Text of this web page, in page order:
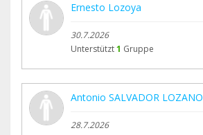
Ernesto Lozoya
30.7.2026
Unterstützt1 Gruppe
Antonio SALVADOR LOZANO
28.7.2026